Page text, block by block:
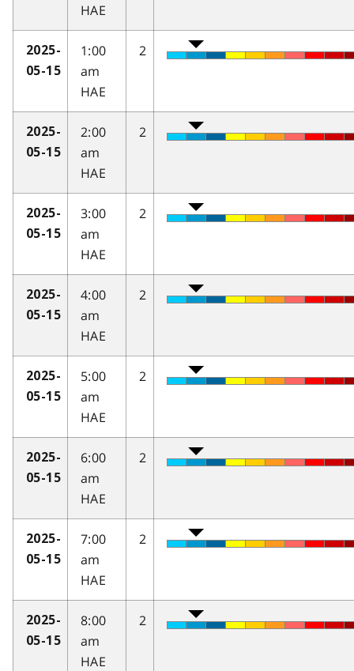
HAE
2025-
05-15
1:00
am
HAE
2
2025-
05-15
2:00
am
HAE
2
2025-
05-15
3:00
am
HAE
2
2025-
05-15
4:00
am
HAE
2
2025-
05-15
5:00
am
HAE
2
2025-
05-15
6:00
am
HAE
2
2025-
05-15
7:00
am
HAE
2
2025-
05-15
8:00
am
HAE
2